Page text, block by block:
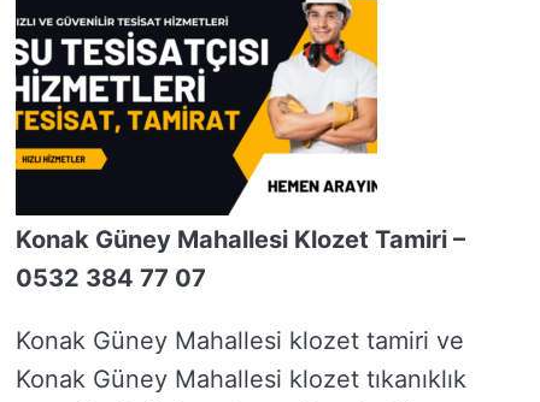
Konak Güney Mahallesi Klozet Tamiri –
0532 384 77 07
Konak Güney Mahallesi klozet tamiri ve
Konak Güney Mahallesi klozet tıkanıklık